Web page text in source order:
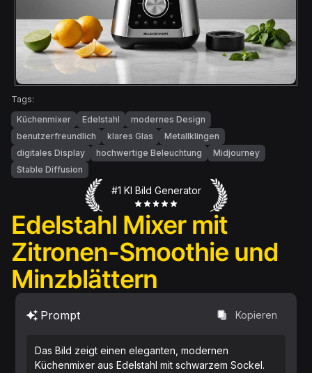
Tags:
Küchenmixer
Edelstahl
modernes Design
benutzerfreundlich
klares Glas
Metallklingen
digitales Display
hochwertige Beleuchtung
Midjourney
Stable Diffusion
#1 KI Bild Generator
Edelstahl Mixer mit
Zitronen-Smoothie und
Minzblättern
Prompt Kopieren
Das Bild zeigt einen eleganten, modernen
Küchenmixer aus Edelstahl mit schwarzem Sockel.